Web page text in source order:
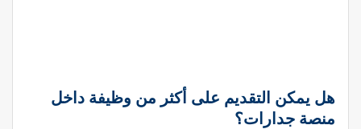
هل يمكن التقديم على أكثر من وظيفة داخل
منصة جدارات؟